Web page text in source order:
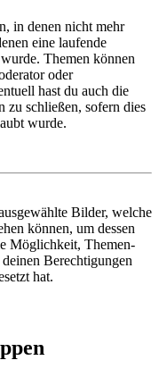
in denen nicht mehr
eine laufende
Themen können
oder
hast du auch die
zu schließen, sofern dies
wurde.
Bilder, welche
können, um dessen
Möglichkeit, Themen-
Berechtigungen
hat.